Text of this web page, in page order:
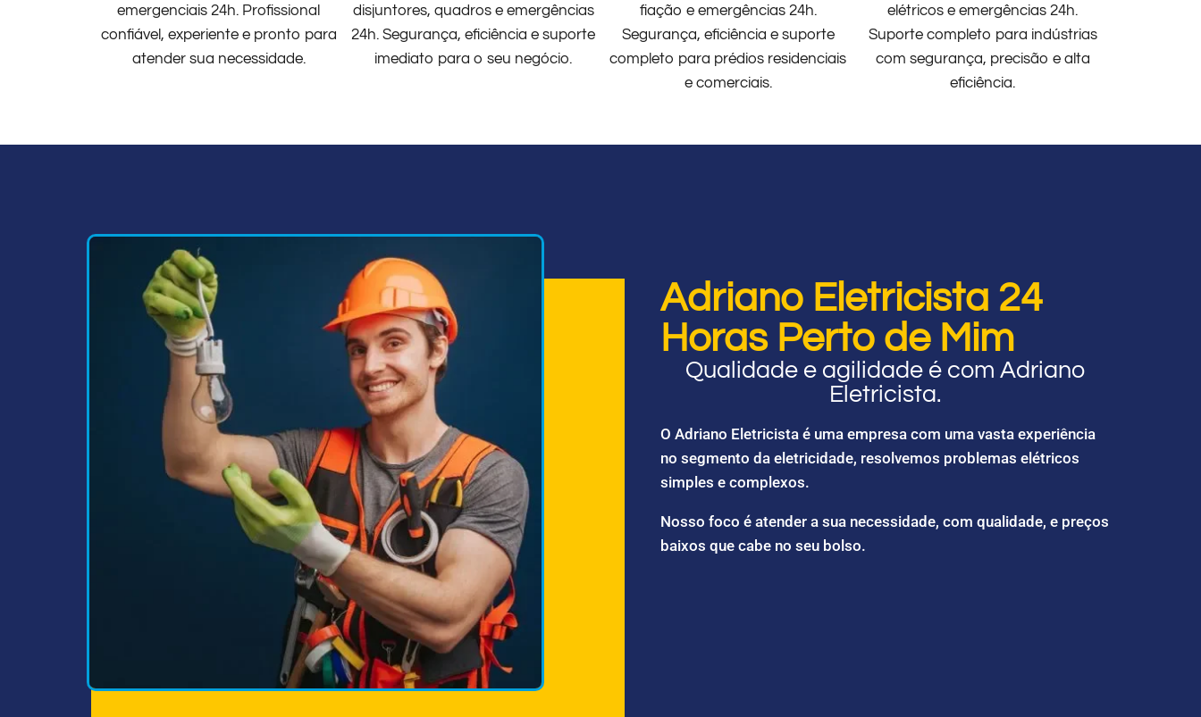
emergenciais 24h. Profissional
confiável, experiente e pronto para
atender sua necessidade.
disjuntores, quadros e emergências
24h. Segurança, eficiência e suporte
imediato para o seu negócio.
fiação e emergências 24h.
Segurança, eficiência e suporte
completo para prédios residenciais
e comerciais.
elétricos e emergências 24h.
Suporte completo para indústrias
com segurança, precisão e alta
eficiência.
Adriano Eletricista 24
Horas Perto de Mim
Qualidade e agilidade é com Adriano
Eletricista.
O Adriano Eletricista é uma empresa com uma vasta experiência
no segmento da eletricidade, resolvemos problemas elétricos
simples e complexos.
Nosso foco é atender a sua necessidade, com qualidade, e preços
baixos que cabe no seu bolso.